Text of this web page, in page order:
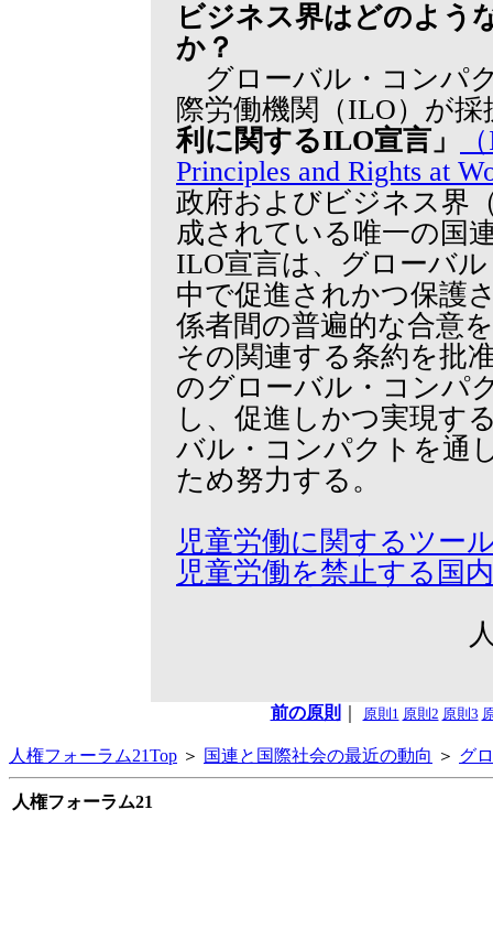
ビジネス界はどのよう
か？
グローバル・コンパ
際労働機関（ILO）が採
利に関するILO宣言」
Principles and Rights at
政府およびビジネス界
成されている唯一の国
ILO宣言は、グローバ
中で促進されかつ保護
係者間の普遍的な合意
その関連する条約を批
のグローバル・コンパ
し、促進しかつ実現す
バル・コンパクトを通
ため努力する。
児童労働に関するツー
児童労働を禁止する国
前の原則 原則1 原則2 原則3
人権フォーラム21Top ＞ 国連と国際社会の最近の動向 ＞ グ
人権フォーラム21